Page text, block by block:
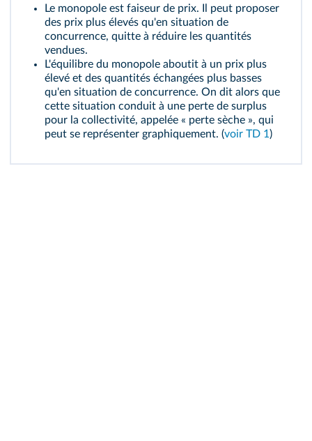
Le monopole est faiseur de prix. Il peut proposer
des prix plus élevés qu'en situation de
concurrence, quitte à réduire les quantités
vendues.
L'équilibre du monopole aboutit à un prix plus
élevé et des quantités échangées plus basses
qu'en situation de concurrence. On dit alors que
cette situation conduit à une perte de surplus
pour la collectivité, appelée « perte sèche », qui
peut se représenter graphiquement. (voir TD 1)